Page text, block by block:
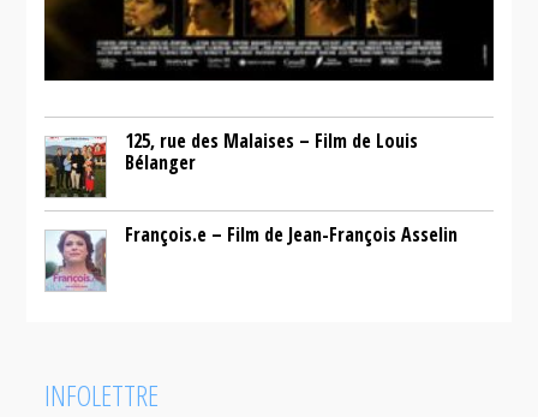
125, rue des Malaises – Film de Louis
Bélanger
François.e – Film de Jean-François Asselin
INFOLETTRE